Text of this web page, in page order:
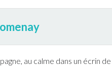
, au calme dans un écrin